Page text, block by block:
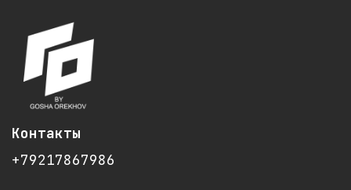
Сделано в Санкт-Петербурге
Контакты
+79217867986